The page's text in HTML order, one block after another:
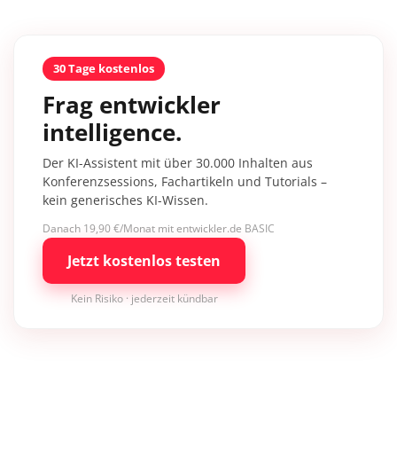
30 Tage kostenlos
Frag entwickler
intelligence.
Der KI-Assistent mit über 30.000 Inhalten aus
Konferenzsessions, Fachartikeln und Tutorials –
kein generisches KI-Wissen.
Danach 19,90 €/Monat mit entwickler.de BASIC
Jetzt kostenlos testen
Kein Risiko · jederzeit kündbar